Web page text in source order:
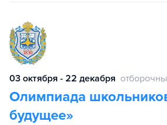
03 октября - 22 декабря
Олимпиада
будущее»